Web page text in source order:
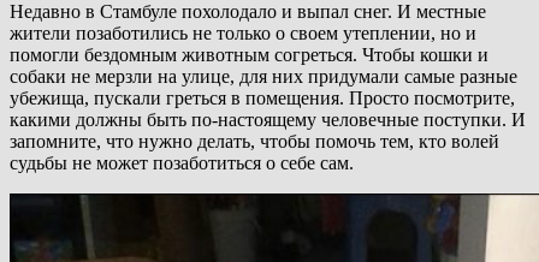
Недавно в Стамбуле похолодало и выпал снег. И местные
жители позаботились не только о своем утеплении, но и
помогли бездомным животным согреться. Чтобы кошки и
собаки не мерзли на улице, для них придумали самые разные
убежища, пускали греться в помещения. Просто посмотрите,
какими должны быть по-настоящему человечные поступки. И
запомните, что нужно делать, чтобы помочь тем, кто волей
судьбы не может позаботиться о себе сам.